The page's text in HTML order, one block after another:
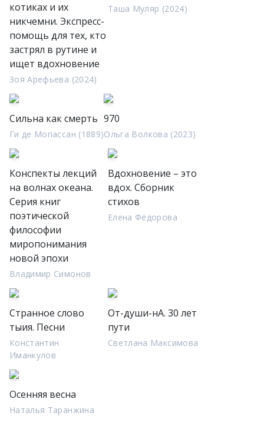
котиках и их
никчемни. Экспресс-
помощь для тех, кто
застрял в рутине и
ищет вдохновение
Зоя Арефьева (2024)
Таша Муляр (2024)
Сильна как смерть
Ги де Мопассан (1889)
970
Ольга Волкова (2023)
Конспекты лекций
на волнах океана.
Серия книг
поэтической
философии
миропонимания
новой эпохи
Владимир Симонов
Вдохновение – это
вдох. Сборник
стихов
Елена Фёдорова
Странное слово
тыия. Песни
Константин
Иманкулов
От-души-нА. 30 лет
пути
Светлана Максимова
Осенняя весна
Наталья Таранжина